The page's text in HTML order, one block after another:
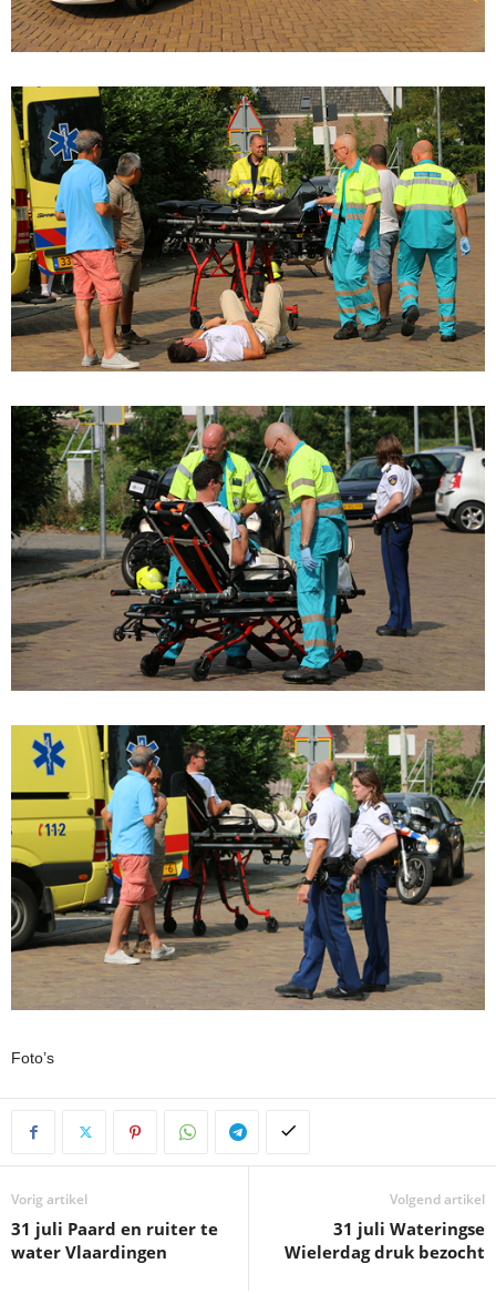
Foto’s
Vorig artikel
31 juli Paard en ruiter te
water Vlaardingen
Volgend artikel
31 juli Wateringse
Wielerdag druk bezocht